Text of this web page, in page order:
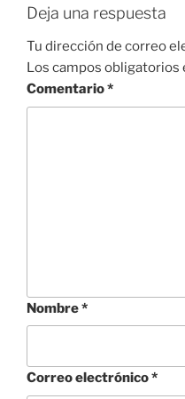
Deja una respuesta
Tu dirección de correo
Los campos obligatorios
Comentario*
Nombre*
Correo electrónico*